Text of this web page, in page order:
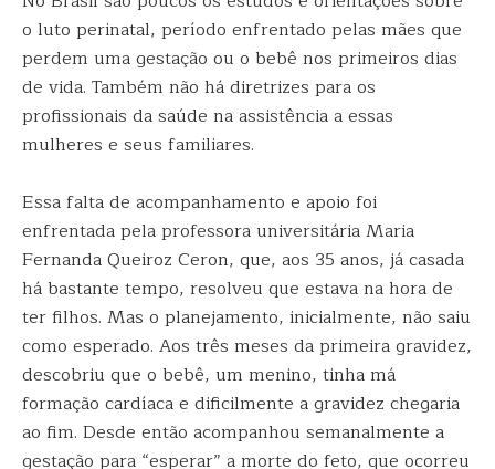
o luto perinatal, período enfrentado pelas mães que
perdem uma gestação ou o bebê nos primeiros dias
de vida. Também não há diretrizes para os
profissionais da saúde na assistência a essas
mulheres e seus familiares.
Essa falta de acompanhamento e apoio foi
enfrentada pela professora universitária Maria
Fernanda Queiroz Ceron, que, aos 35 anos, já casada
há bastante tempo, resolveu que estava na hora de
ter filhos. Mas o planejamento, inicialmente, não saiu
como esperado. Aos três meses da primeira gravidez,
descobriu que o bebê, um menino, tinha má
formação cardíaca e dificilmente a gravidez chegaria
ao fim. Desde então acompanhou semanalmente a
gestação para “esperar” a morte do feto, que ocorreu